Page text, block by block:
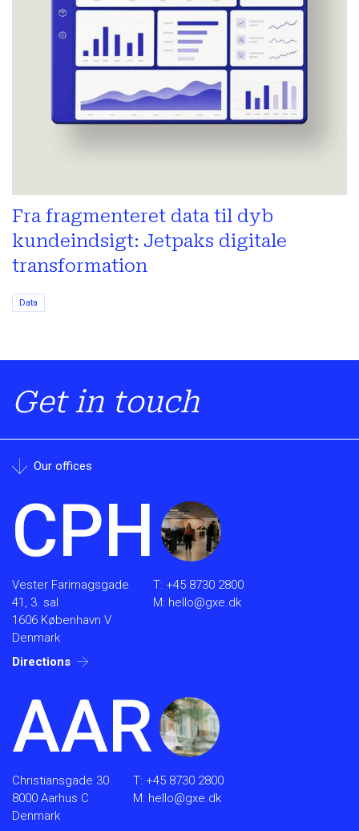
Fra fragmenteret data til dyb
kundeindsigt: Jetpaks digitale
transformation
Data
Get in touch
Our offices
CPH
Vester Farimagsgade
41, 3. sal
1606 København V
Denmark
Directions
T: +45 8730 2800
M: hello@gxe.dk
AAR
Christiansgade 30
8000 Aarhus C
Denmark
T: +45 8730 2800
M: hello@gxe.dk